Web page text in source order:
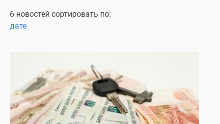
Специальные
предложения
застройщики
Панорамы
новостроек
Видеообзор
6 новостей сортировать по:
дате